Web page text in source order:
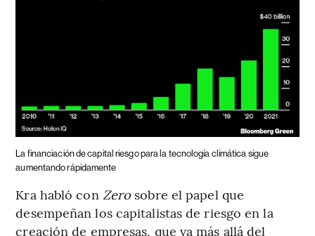
La financiación de capital riesgo para la tecnología climática sigue
aumentando rápidamente
Kra habló con Zero sobre el papel que
desempeñan los capitalistas de riesgo en la
creación de empresas, que va más allá del